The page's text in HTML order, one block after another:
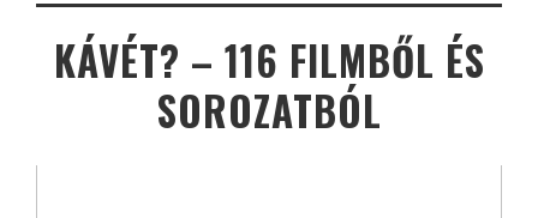
KÁVÉT? – 116 FILMBŐL ÉS
SOROZATBÓL